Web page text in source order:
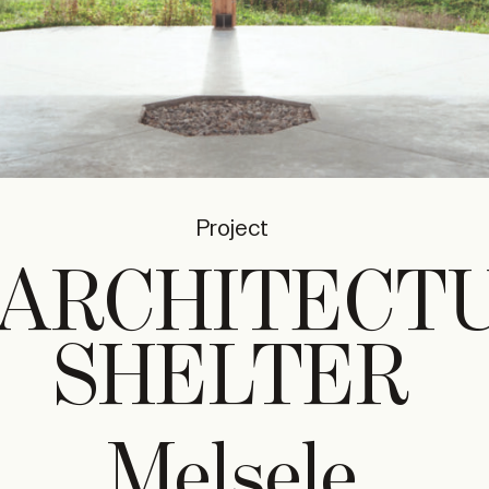
Project
SHELTER